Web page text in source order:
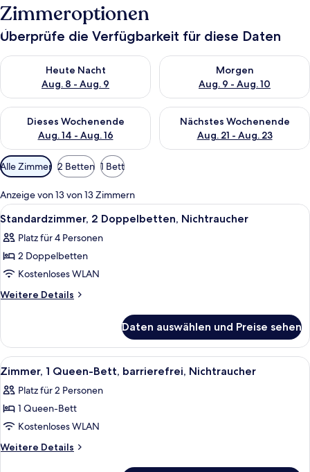
Zimmeroptionen
Überprüfe die Verfügbarkeit für diese Daten
Heute Nacht
Aug. 8 - Aug. 9
Überprüfe die Verfügbarkeit für heute Nacht, Aug. 8 - Aug. 9.
Morgen
Aug. 9 - Aug. 10
Überprüfe die Verfügbarkeit
Dieses Wochenende
Aug. 14 - Aug. 16
Überprüfe die Verfügbarkeit für dieses Wochenende, Aug. 14
Nächstes Wochenende
Aug. 21 - Aug. 23
Überprüfe die Verfügbarkeit
Verfügbare
Filter
für
Zimmer
Alle Zimmer 2 Betten 1 Bett
Anzeige von 13 von 13 Zimmern
Alle
Fotos
für
Standardzimmer,
2 Doppelbetten,
Nichtraucher
Ein Hotelzimmer mit zwei Betten,
8
Standardzimmer, 2 Doppelbetten, Nichtraucher
Platz für 4 Personen
2 Doppelbetten
Kostenloses WLAN
Weitere Details
Weitere
2 Doppelbetten,
Nichtraucher
Daten auswählen und Preise sehen
Alle
Fotos
für
Zimmer,
1
Queen-
Zimmersafe, Schreibtisch,
5
Zimmer, 1 Queen-Bett, barrierefrei, Nichtraucher
Platz für 2 Personen
1 Queen-Bett
Kostenloses WLAN
Weitere Details
Weitere